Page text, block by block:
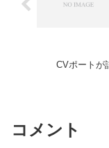
CVポートが
コメント